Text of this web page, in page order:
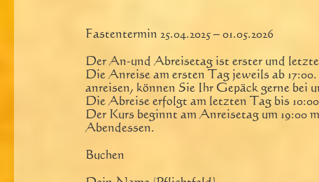
Fastentermin 25.04.2025 – 01.05.2026
Der An-und Abreisetag ist erster und
Die Anreise am ersten Tag jeweils ab
anreisen, können Sie Ihr Gepäck gerne bei
Die Abreise erfolgt am letzten Tag bis
Der Kurs beginnt am Anreisetag um 19:00
Abendessen.
Buchen